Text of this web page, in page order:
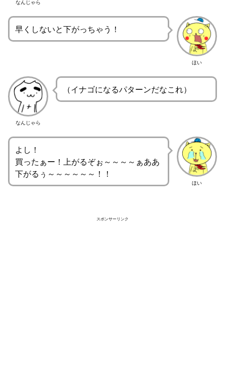
なんじゃら
ほい
早くしないと下がっちゃう！
なんじゃら
（イナゴになるパターンだなこれ）
ほい
よし！
買ったぁー！上がるぞぉ～～～～ぁああ
下がるぅ～～～～～～！！
スポンサーリンク